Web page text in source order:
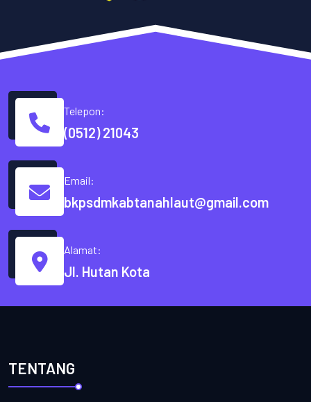
Telepon:
(0512) 21043
Email:
bkpsdmkabtanahlaut@gmail.com
Alamat:
Jl. Hutan Kota
TENTANG